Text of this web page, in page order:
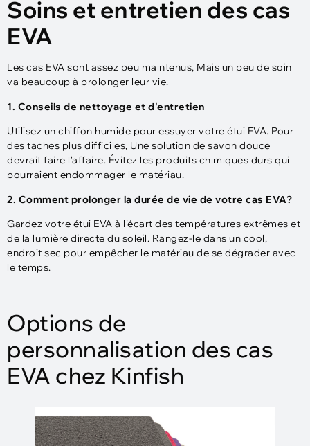
Soins et entretien des cas
EVA
Les cas EVA sont assez peu maintenus, Mais un peu de soin
va beaucoup à prolonger leur vie.
1. Conseils de nettoyage et d'entretien
Utilisez un chiffon humide pour essuyer votre étui EVA. Pour
des taches plus difficiles, Une solution de savon douce
devrait faire l'affaire. Évitez les produits chimiques durs qui
pourraient endommager le matériau.
2. Comment prolonger la durée de vie de votre cas EVA?
Gardez votre étui EVA à l'écart des températures extrêmes et
de la lumière directe du soleil. Rangez-le dans un cool,
endroit sec pour empêcher le matériau de se dégrader avec
le temps.
Options de
personnalisation des cas
EVA chez Kinfish